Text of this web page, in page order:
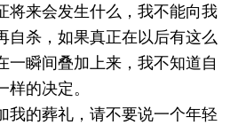
将来会发生什么，我不能向我
自杀，如果真正在以后有这么
一瞬间叠加上来，我不知道自
的决定。
我的葬礼，请不要说一个年轻